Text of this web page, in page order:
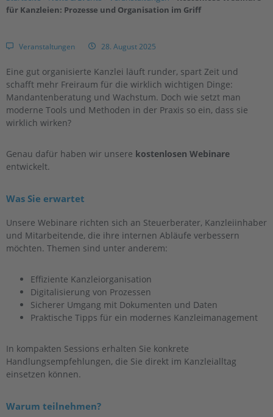
für Kanzleien: Prozesse und Organisation im Griff
Veranstaltungen 28. August 2025
Eine gut organisierte Kanzlei läuft runder, spart Zeit und
schafft mehr Freiraum für die wirklich wichtigen Dinge:
Mandantenberatung und Wachstum. Doch wie setzt man
moderne Tools und Methoden in der Praxis so ein, dass sie
wirklich wirken?
Genau dafür haben wir unsere kostenlosen Webinare
entwickelt.
Was Sie erwartet
Unsere Webinare richten sich an Steuerberater, Kanzleiinhaber
und Mitarbeitende, die ihre internen Abläufe verbessern
möchten. Themen sind unter anderem:
Effiziente Kanzleiorganisation
Digitalisierung von Prozessen
Sicherer Umgang mit Dokumenten und Daten
Praktische Tipps für ein modernes Kanzleimanagement
In kompakten Sessions erhalten Sie konkrete
Handlungsempfehlungen, die Sie direkt im Kanzleialltag
einsetzen können.
Warum teilnehmen?